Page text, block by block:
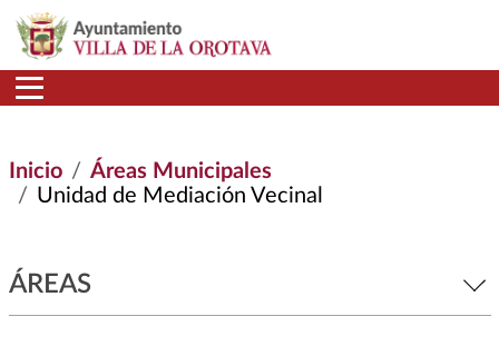
Pasar al contenido principal
Inicio
Áreas Municipales
Unidad de Mediación Vecinal
ÁREAS